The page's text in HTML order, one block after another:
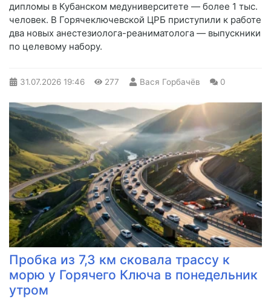
дипломы в Кубанском медуниверситете — более 1 тыс.
человек. В Горячеключевской ЦРБ приступили к работе
два новых анестезиолога-реаниматолога — выпускники
по целевому набору.
31.07.2026 19:46 277 Вася Горбачёв 0
Пробка из 7,3 км сковала трассу к
морю у Горячего Ключа в понедельник
утром